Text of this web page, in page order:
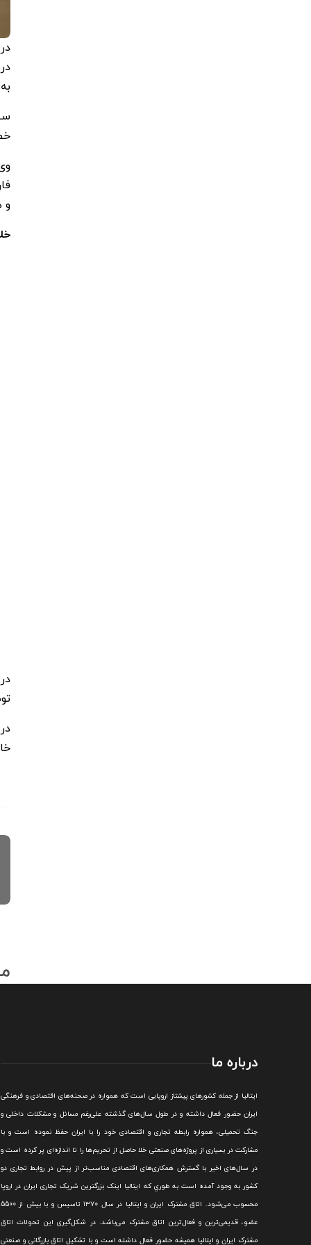
و
درباره ما
ايتاليا از جمله کشورهای پيشتاز اروپایی است که همواره در صحنه‌های اقتصادی و فرهنگی
ايران حضور فعال داشته و در طول سال‌های گذشته علی‌رغم مسائل و مشکلات داخلی و
جنگ تحميلی، همواره رابطه تجاری و اقتصادی خود را با ايران حفظ نموده است و با
مشارکت در بسياری از پروژه‌های صنعتی خلا حاصل از تحريم‌ها را تا اندازه‌ای پر کرده است و
در سال‌های اخير با گسترش همکاری‌های اقتصادی مناسب‌تر از پيش در روابط تجاری دو
کشور به وجود آمده است به طوري که ايتاليا اينک بزرگترين شريک تجاری ايران در اروپا
محسوب می‌شود.
اتاق مشترک ایران و ایتالیا در سال ۱۳۷۰ تاسیس و با بیش از 5500
عضو، قدیمی‌ترین و فعال‌ترین اتاق مشترک می‌باشد.در شکل‌گيری اين تحولات اتاق
مشترک ايران و ايتاليا هميشه حضور فعال داشته است و با تشکيل اتاق بازرگانی و صنعتی